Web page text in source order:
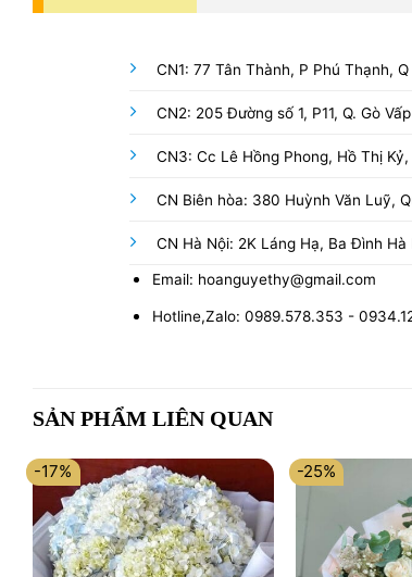
CN1: 77 Tân Thành, P Phú Thạnh,
CN2: 205 Đường số 1, P11, Q. Gò
CN3: Cc Lê Hồng Phong, Hồ Thị
CN Biên hòa: 380 Huỳnh Văn Luỹ,
CN Hà Nội: 2K Láng Hạ, Ba Đình Hà
Email: hoanguyethy@gmail.com
Hotline,Zalo: 0989.578.353 -
SẢN PHẨM LIÊN QUAN
-17% -25%